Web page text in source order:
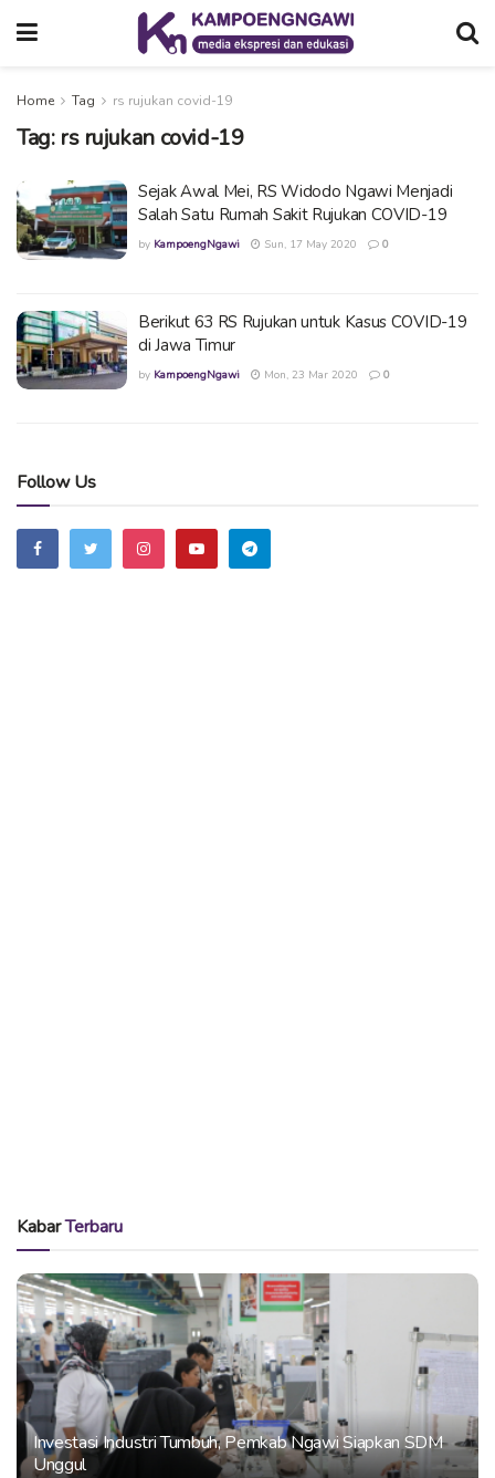
Home Tag rs rujukan covid-19
Tag: rs rujukan covid-19
Sejak Awal Mei, RS Widodo Ngawi Menjadi
Salah Satu Rumah Sakit Rujukan COVID-19
by KampoengNgawi Sun, 17 May 2020 0
Berikut 63 RS Rujukan untuk Kasus COVID-19
di Jawa Timur
by KampoengNgawi Mon, 23 Mar 2020 0
Follow Us
KabarTerbaru
Investasi Industri Tumbuh, Pemkab Ngawi Siapkan SDM
Unggul